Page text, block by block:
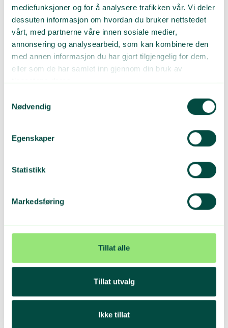
mediefunksjoner og for å analysere trafikken vår. Vi deler
dessuten informasjon om hvordan du bruker nettstedet
vårt, med partnerne våre innen sosiale medier,
annonsering og analysearbeid, som kan kombinere den
med annen informasjon du har gjort tilgjengelig for dem,
eller som de har samlet inn gjennom din bruk av
Nødvendig
Egenskaper
Statistikk
Markedsføring
Tillat alle
Tillat utvalg
Ikke tillat
Dette gjør du: Samle opp de ovennevnte fraksjoner adskilt, og
ved minimum en full 35m3 container med typen
hardplastemballasje, bestilles henting. Plasten kvernes på stedet,
så ingen balling er nødvending. På samme runde kvernes også
evt. EPS og annen hardplast.
Hardplastemballasje hentes gratis, -ingen godtgjørelse fra
Tomme og tørre malingsspann hentes også gratis.
Annen hardplast hentes gratis, -evt. handel avtales mellom
innsamler og Containerservice Ottersøy.
2: Kysten fra Stavanger til Halden inkludert sentrale Østland
og over E134 tilbake igjen
ganger i året i samarbeid med Polymertrade.
og tørre malingsspann. Press dette i baller, og bestill transport.
Minimum 2 baller med hardplastemballasje kreves for å få
GPN henter varene og utbetaler en liten godtgjørelse på kr